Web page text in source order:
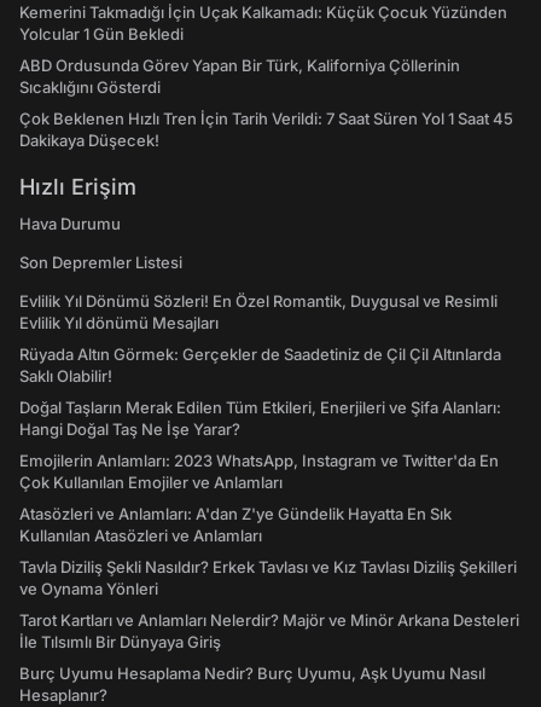
Kemerini Takmadığı İçin Uçak Kalkamadı: Küçük Çocuk Yüzünden
Yolcular 1 Gün Bekledi
ABD Ordusunda Görev Yapan Bir Türk, Kaliforniya Çöllerinin
Sıcaklığını Gösterdi
Çok Beklenen Hızlı Tren İçin Tarih Verildi: 7 Saat Süren Yol 1 Saat 45
Dakikaya Düşecek!
Hızlı Erişim
Hava Durumu
Son Depremler Listesi
Evlilik Yıl Dönümü Sözleri! En Özel Romantik, Duygusal ve Resimli
Evlilik Yıl dönümü Mesajları
Rüyada Altın Görmek: Gerçekler de Saadetiniz de Çil Çil Altınlarda
Saklı Olabilir!
Doğal Taşların Merak Edilen Tüm Etkileri, Enerjileri ve Şifa Alanları:
Hangi Doğal Taş Ne İşe Yarar?
Emojilerin Anlamları: 2023 WhatsApp, Instagram ve Twitter'da En
Çok Kullanılan Emojiler ve Anlamları
Atasözleri ve Anlamları: A'dan Z'ye Gündelik Hayatta En Sık
Kullanılan Atasözleri ve Anlamları
Tavla Diziliş Şekli Nasıldır? Erkek Tavlası ve Kız Tavlası Diziliş Şekilleri
ve Oynama Yönleri
Tarot Kartları ve Anlamları Nelerdir? Majör ve Minör Arkana Desteleri
İle Tılsımlı Bir Dünyaya Giriş
Burç Uyumu Hesaplama Nedir? Burç Uyumu, Aşk Uyumu Nasıl
Hesaplanır?